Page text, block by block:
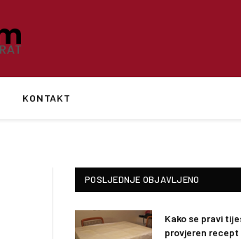
KONTAKT
POSLJEDNJE OBJAVLJENO
Kako se pravi
provjeren recept